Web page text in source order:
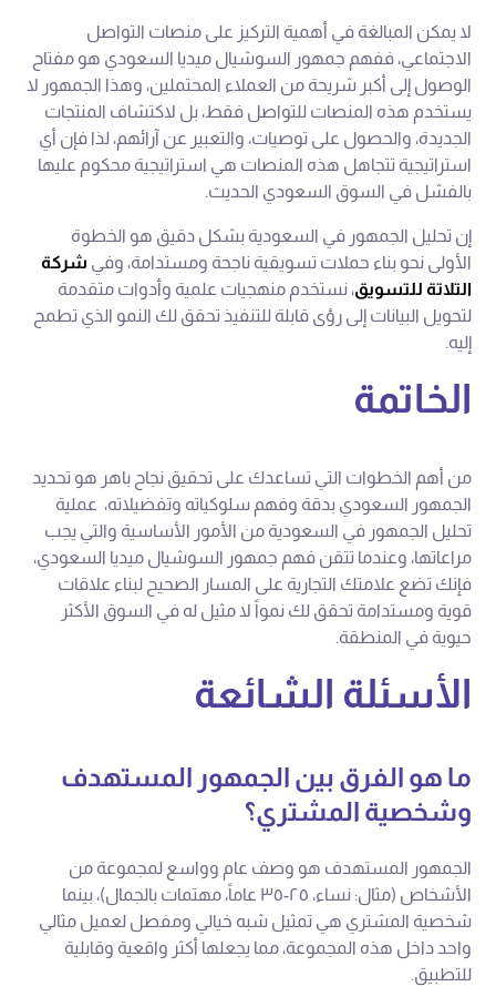
لا يمكن المبالغة في أهمية التركيز على منصات التواصل
الاجتماعي، ففهم جمهور السوشيال ميديا السعودي هو مفتاح
الوصول إلى أكبر شريحة من العملاء المحتملين، وهذا الجمهور لا
يستخدم هذه المنصات للتواصل فقط، بل لاكتشاف المنتجات
الجديدة، والحصول على توصيات، والتعبير عن آرائهم، لذا فإن أي
استراتيجية تتجاهل هذه المنصات هي استراتيجية محكوم عليها
بالفشل في السوق السعودي الحديث.
إن تحليل الجمهور في السعودية بشكل دقيق هو الخطوة
الأولى نحو بناء حملات تسويقية ناجحة ومستدامة، وفي شركة
التلاتة للتسويق، نستخدم منهجيات علمية وأدوات متقدمة
لتحويل البيانات إلى رؤى قابلة للتنفيذ تحقق لك النمو الذي تطمح
إليه.
الخاتمة
من أهم الخطوات التي تساعدك على تحقيق نجاح باهر هو تحديد
الجمهور السعودي بدقة وفهم سلوكياته وتفضيلاته، عملية
تحليل الجمهور في السعودية من الأمور الأساسية والتي يجب
مراعاتها، وعندما تتقن فهم جمهور السوشيال ميديا السعودي،
فإنك تضع علامتك التجارية على المسار الصحيح لبناء علاقات
قوية ومستدامة تحقق لك نمواً لا مثيل له في السوق الأكثر
حيوية في المنطقة.
الأسئلة الشائعة
ما هو الفرق بين الجمهور المستهدف
وشخصية المشتري؟
الجمهور المستهدف هو وصف عام وواسع لمجموعة من
الأشخاص (مثال: نساء، ٢٥-٣٥ عاماً، مهتمات بالجمال)، بينما
شخصية المشتري هي تمثيل شبه خيالي ومفصل لعميل مثالي
واحد داخل هذه المجموعة، مما يجعلها أكثر واقعية وقابلية
للتطبيق.